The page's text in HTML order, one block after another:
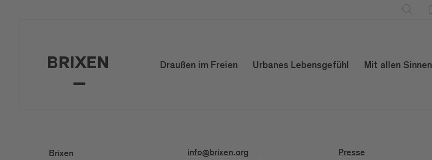
Draußen im Freien Urbanes Lebensgefühl Mit allen Sinnen
Brixen
info@brixen.org
Presse